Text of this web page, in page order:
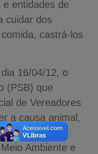
e entidades de
cuidar dos
castrá-los
16/04/12, o
(PSB) que
de Vereadores
a causa animal,
aos
Ambiente e